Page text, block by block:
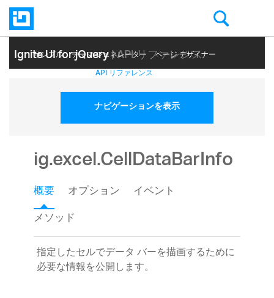
Ignite UI for jQuery| API リファレンス
サンプル テーマ ジェネレーター ページ デザイナー
ヘルプ トピック API リファレンス
ナビゲーションを表示
ig.excel.CellDataBarInfo
概要 オプション
イベント
メソッド
指定したセルでデータ バーを描画するために
必要な情報を公開します。